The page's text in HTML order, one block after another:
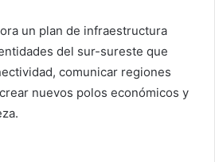
un plan de infraestructura
del sur-sureste que
comunicar regiones
nuevos polos económicos y